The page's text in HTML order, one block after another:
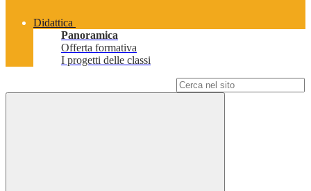
Didattica
Panoramica
Offerta formativa
I progetti delle classi